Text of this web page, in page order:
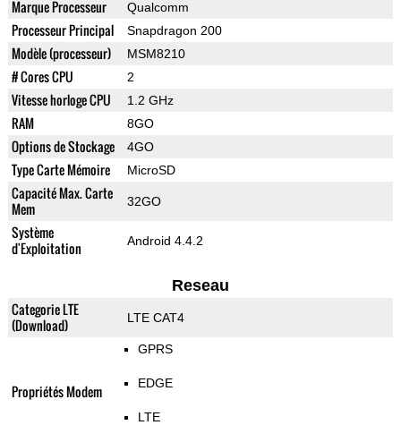
Marque Processeur Qualcomm
Processeur Principal Snapdragon 200
Modèle (processeur) MSM8210
# Cores CPU 2
Vitesse horloge CPU 1.2 GHz
RAM 8GO
Options de Stockage 4GO
Type Carte Mémoire MicroSD
Capacité Max. Carte
Mem
32GO
Système
d'Exploitation
Android 4.4.2
Reseau
Categorie LTE
(Download)
LTE CAT4
Propriétés Modem
GPRS
EDGE
LTE